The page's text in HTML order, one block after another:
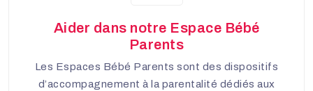
Aider dans notre Espace Bébé
Parents
Les Espaces Bébé Parents sont des dispositifs
d’accompagnement à la parentalité dédiés aux